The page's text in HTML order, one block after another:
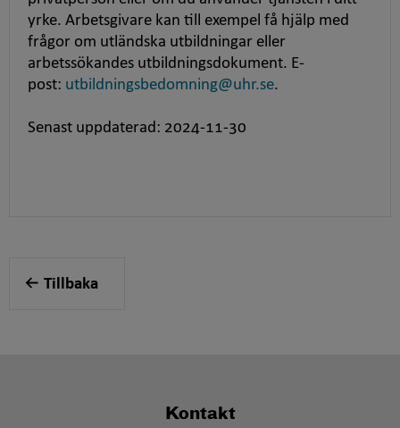
yrke. Arbetsgivare kan till exempel få hjälp med
frågor om utländska utbildningar eller
arbetssökandes utbildningsdokument. E-
post: utbildningsbedomning@uhr.se.
Senast uppdaterad: 2024-11-30
Tillbaka
Kontakt